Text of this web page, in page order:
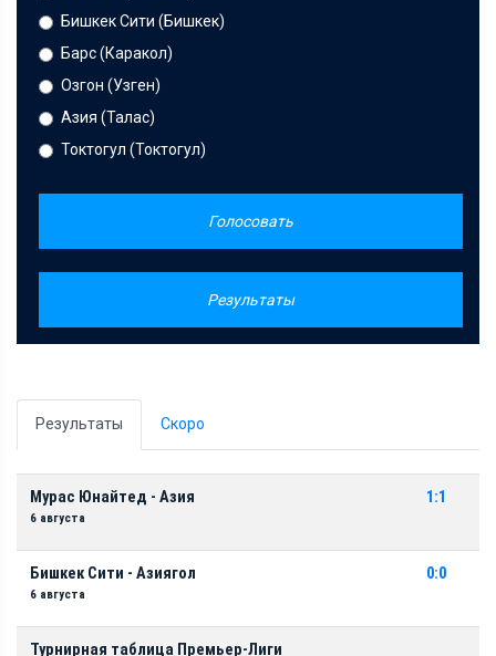
Бишкек Сити (Бишкек)
Барс (Каракол)
Озгон (Узген)
Азия (Талас)
Токтогул (Токтогул)
Голосовать
Результаты
Результаты Скоро
Мурас Юнайтед - Азия
6 августа
1:1
Бишкек Сити - Азиягол
6 августа
0:0
Турнирная таблица Премьер-Лиги